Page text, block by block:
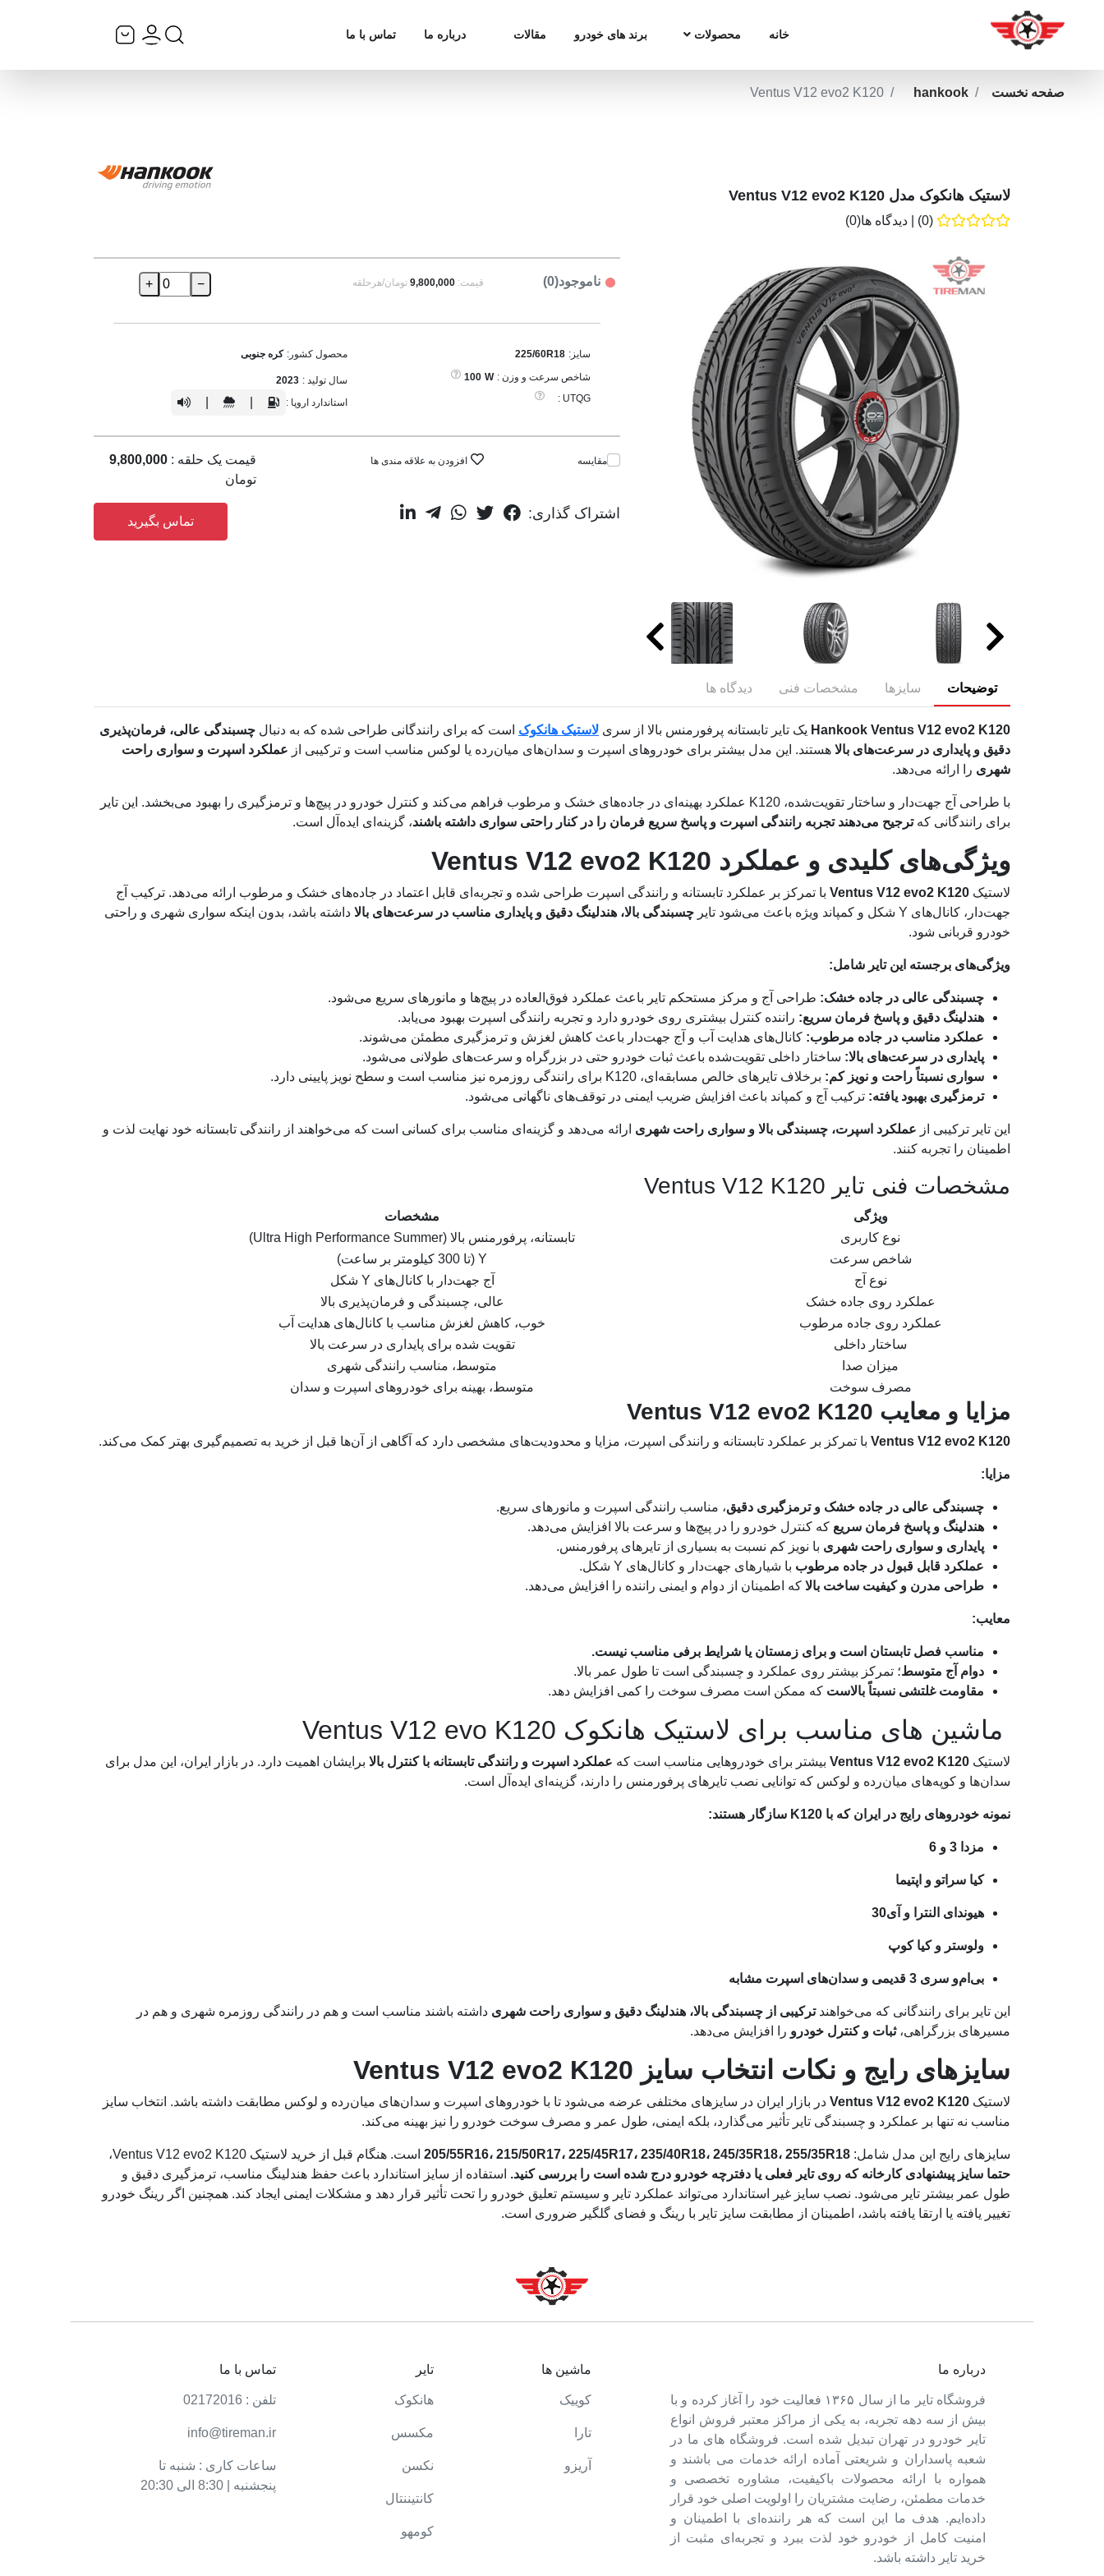
خانه محصولات برند های خودرو مقالات درباره ما تماس با ما
صفحه نخست hankook
Ventus V12 evo2 K120
لاستیک هانکوک مدل Ventus V12 evo2 K120
(0) دیدگاه ها(0)
ناموجود(0) قیمت:9,800,000 تومان/هرحلقه −
+
سایز: 225/60R18
شاخص سرعت و وزن : W
100
UTQG :
محصول کشور: کره جنوبی
سال تولید : 2023
استاندارد اروپا :
مقایسه افزودن به علاقه مندی ها قیمت یک حلقه : 9,800,000
تومان
اشتراک گذاری: تماس بگیرید
توضیحات سایزها مشخصات فنی دیدگاه ها
Hankook Ventus V12 evo2 K120 یک تایر تابستانه پرفورمنس بالا از سری لاستیک هانکوک است که برای رانندگانی طراحی شده که به دنبال چسبندگی عالی، فرمان‌پذیری
دقیق و پایداری در سرعت‌های بالا هستند. این مدل بیشتر برای خودروهای اسپرت و سدان‌های میان‌رده یا لوکس مناسب است و ترکیبی از عملکرد اسپرت و سواری راحت
شهری را ارائه می‌دهد.
با طراحی آج جهت‌دار و ساختار تقویت‌شده، K120 عملکرد بهینه‌ای در جاده‌های خشک و مرطوب فراهم می‌کند و کنترل خودرو در پیچ‌ها و ترمزگیری را بهبود می‌بخشد. این تایر
برای رانندگانی کهترجیح می‌دهند تجربه رانندگی اسپرت و پاسخ سریع فرمان را در کنار راحتی سواری داشته باشند، گزینه‌ای ایده‌آل است.
ویژگی‌های کلیدی و عملکرد Ventus V12 evo2 K120
لاستیک Ventus V12 evo2 K120 با تمرکز بر عملکرد تابستانه و رانندگی اسپرت طراحی شده و تجربه‌ای قابل اعتماد در جاده‌های خشک و مرطوب ارائه می‌دهد. ترکیب آج
جهت‌دار، کانال‌های Y شکل و کمپاند ویژه باعث می‌شود تایر
چسبندگی بالا، هندلینگ دقیق و پایداری مناسب در سرعت‌های بالا داشته باشد، بدون اینکه سواری شهری و راحتی
خودرو قربانی شود.
ویژگی‌های برجسته این تایر شامل:
چسبندگی عالی در جاده خشک: طراحی آج و مرکز مستحکم تایر باعث عملکرد فوق‌العاده در پیچ‌ها و مانورهای سریع می‌شود.
هندلینگ دقیق و پاسخ فرمان سریع: راننده کنترل بیشتری روی خودرو دارد و تجربه رانندگی اسپرت بهبود می‌یابد.
عملکرد مناسب در جاده مرطوب: کانال‌های هدایت آب و آج جهت‌دار باعث کاهش لغزش و ترمزگیری مطمئن می‌شوند.
پایداری در سرعت‌های بالا: ساختار داخلی تقویت‌شده باعث ثبات خودرو حتی در بزرگراه و سرعت‌های طولانی می‌شود.
سواری نسبتاً راحت و نویز کم: برخلاف تایرهای خالص مسابقه‌ای، K120 برای رانندگی روزمره نیز مناسب است و سطح نویز پایینی دارد.
ترمزگیری بهبود یافته: ترکیب آج و کمپاند باعث افزایش ضریب ایمنی در توقف‌های ناگهانی می‌شود.
این تایر ترکیبی از عملکرد اسپرت، چسبندگی بالا و سواری راحت شهری ارائه می‌دهد و گزینه‌ای مناسب برای کسانی است که می‌خواهند از رانندگی تابستانه خود نهایت لذت و
اطمینان را تجربه کنند.
مشخصات فنی تایر Ventus V12 K120
ویژگی
مشخصات
نوع کاربری
تابستانه، پرفورمنس بالا (Ultra High Performance Summer)
شاخص سرعت
Y (تا 300 کیلومتر بر ساعت)
نوع آج
آج جهت‌دار با کانال‌های Y شکل
عملکرد روی جاده خشک
عالی، چسبندگی و فرمان‌پذیری بالا
عملکرد روی جاده مرطوب
خوب، کاهش لغزش مناسب با کانال‌های هدایت آب
ساختار داخلی
تقویت شده برای پایداری در سرعت بالا
میزان صدا
متوسط، مناسب رانندگی شهری
مصرف سوخت
متوسط، بهینه برای خودروهای اسپرت و سدان
مزایا و معایب Ventus V12 evo2 K120
Ventus V12 evo2 K120 با تمرکز بر عملکرد تابستانه و رانندگی اسپرت، مزایا و محدودیت‌های مشخصی دارد که آگاهی از آن‌ها قبل از خرید به تصمیم‌گیری بهتر کمک می‌کند.
مزایا:
چسبندگی عالی در جاده خشک و ترمزگیری دقیق، مناسب رانندگی اسپرت و مانورهای سریع.
هندلینگ و پاسخ فرمان سریع که کنترل خودرو را در پیچ‌ها و سرعت بالا افزایش می‌دهد.
پایداری و سواری راحت شهری با نویز کم نسبت به بسیاری از تایرهای پرفورمنس.
عملکرد قابل قبول در جاده مرطوب با شیارهای جهت‌دار و کانال‌های Y شکل.
طراحی مدرن و کیفیت ساخت بالا که اطمینان از دوام و ایمنی راننده را افزایش می‌دهد.
معایب:
مناسب فصل تابستان است و برای زمستان یا شرایط برفی مناسب نیست.
دوام آج متوسط؛ تمرکز بیشتر روی عملکرد و چسبندگی است تا طول عمر بالا.
مقاومت غلتشی نسبتاً بالاست که ممکن است مصرف سوخت را کمی افزایش دهد.
ماشین های مناسب برای لاستیک هانکوک Ventus V12 evo K120
لاستیک Ventus V12 evo2 K120 بیشتر برای خودروهایی مناسب است که عملکرد اسپرت و رانندگی تابستانه با کنترل بالا برایشان اهمیت دارد. در بازار ایران، این مدل برای
سدان‌ها و کوپه‌های میان‌رده و لوکس که توانایی نصب تایرهای پرفورمنس را دارند، گزینه‌ای ایده‌آل است.
نمونه خودروهای رایج در ایران که با K120 سازگار هستند:
مزدا 3 و 6
کیا سراتو و اپتیما
هیوندای النترا و آی30
ولوستر و کیا کوپ
بی‌ام‌و سری 3 قدیمی و سدان‌های اسپرت مشابه
این تایر برای رانندگانی که می‌خواهندترکیبی از چسبندگی بالا، هندلینگ دقیق و سواری راحت شهری داشته باشند مناسب است و هم در رانندگی روزمره شهری و هم در
مسیرهای بزرگراهی،ثبات و کنترل خودرو را افزایش می‌دهد.
سایزهای رایج و نکات انتخاب سایز Ventus V12 evo2 K120
لاستیک Ventus V12 evo2 K120 در بازار ایران در سایزهای مختلفی عرضه می‌شود تا با خودروهای اسپرت و سدان‌های میان‌رده و لوکس مطابقت داشته باشد. انتخاب سایز
مناسب نه تنها بر عملکرد و چسبندگی تایر تأثیر می‌گذارد، بلکه ایمنی، طول عمر و مصرف سوخت خودرو را نیز بهینه می‌کند.
سایزهای رایج این مدل شامل: 205/55R16، 215/50R17، 225/45R17، 235/40R18، 245/35R18، 255/35R18 است. هنگام قبل از خرید لاستیک Ventus V12 evo2 K120،
حتما سایز پیشنهادی کارخانه که روی تایر فعلی یا دفترچه خودرو درج شده است را بررسی کنید. استفاده از سایز استاندارد باعث حفظ هندلینگ مناسب، ترمزگیری دقیق و
طول عمر بیشتر تایر می‌شود. نصب سایز غیر استاندارد می‌تواند عملکرد تایر و سیستم تعلیق خودرو را تحت تأثیر قرار دهد و مشکلات ایمنی ایجاد کند. همچنین اگر رینگ خودرو
تغییر یافته یا ارتقا یافته باشد، اطمینان از مطابقت سایز تایر با رینگ و فضای گلگیر ضروری است.
درباره ما
فروشگاه تایر ما از سال ۱۳۶۵ فعالیت خود را آغاز کرده و با
بیش از سه دهه تجربه، به یکی از مراکز معتبر فروش انواع
تایر خودرو در تهران تبدیل شده است. فروشگاه های ما در
شعبه پاسداران و شریعتی آماده ارائه خدمات می باشند و
همواره با ارائه محصولات باکیفیت، مشاوره تخصصی و
خدمات مطمئن، رضایت مشتریان را اولویت اصلی خود قرار
داده‌ایم. هدف ما این است که هر راننده‌ای با اطمینان و
امنیت کامل از خودرو خود لذت ببرد و تجربه‌ای مثبت از
خرید تایر داشته باشد.
ماشین ها
کوییک
تارا
آریزو
تایر
هانکوک
مکسس
نکسن
کانتیننتال
کومهو
تماس با ما
تلفن : 02172016
info@tireman.ir
ساعات کاری : شنبه تا
پنجشنبه | 8:30 الی 20:30